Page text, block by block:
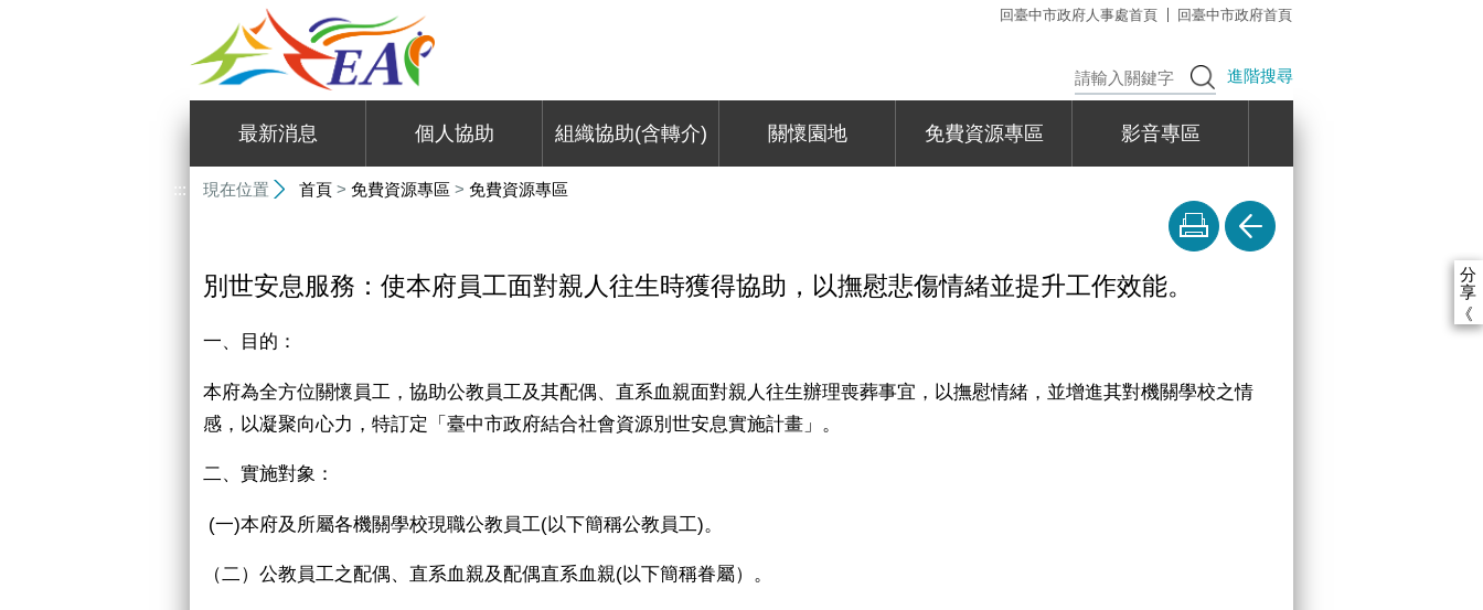
回臺中市政府人事處首頁 回臺中市政府首頁
進階搜尋
最新消息 個人協助 組織協助(含轉介) 關懷園地 免費資源專區 影音專區
::: 現在位置 首頁 > 免費資源專區 > 免費資源專區
分
享
《
別世安息服務：使本府員工面對親人往生時獲得協助，以撫慰悲傷情緒並提升工作效能。
一、目的：
本府為全方位關懷員工，協助公教員工及其配偶、直系血親面對親人往生辦理喪葬事宜，以撫慰情緒，並增進其對機關學校之情
感，以凝聚向心力，特訂定「臺中市政府結合社會資源別世安息實施計畫」。
二、實施對象：
(一)本府及所屬各機關學校現職公教員工( 以下簡稱公教員工)
（二）公教員工之配偶、直系血親及配偶直系血親(以下簡稱眷屬）。